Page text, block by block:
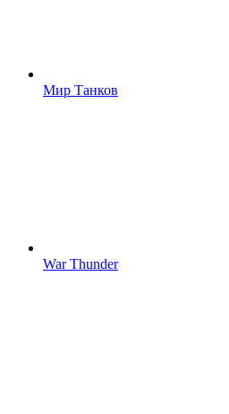
Мир Танков
War Thunder